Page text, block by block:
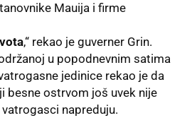
Mauija i firme
,“ rekao je guverner Grin.
u popodnevnim satima
jedinice rekao je da
besne ostrvom još uvek nije
napreduju.